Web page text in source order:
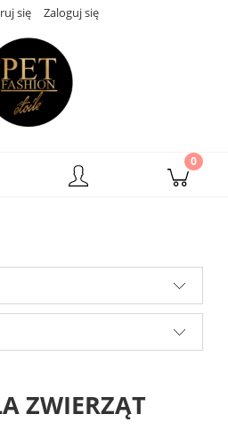
się Zaloguj się
ZWIERZĄT